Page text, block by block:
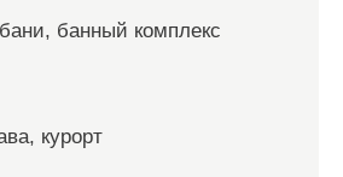
банный комплекс
курорт